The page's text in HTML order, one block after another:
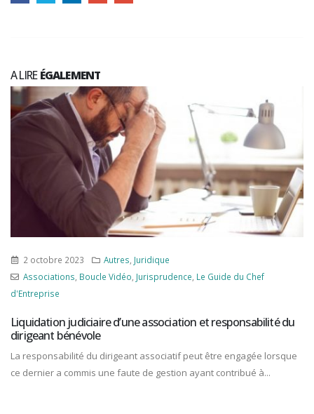
A LIREÉGALEMENT
2 octobre 2023 Autres Juridique
Associations Boucle Vidéo Jurisprudence Le Guide du Chef
d'Entreprise
Liquidation judiciaire d’une association et responsabilité du
dirigeant bénévole
La responsabilité du dirigeant associatif peut être engagée lorsque
ce dernier a commis une faute de gestion ayant contribué à...